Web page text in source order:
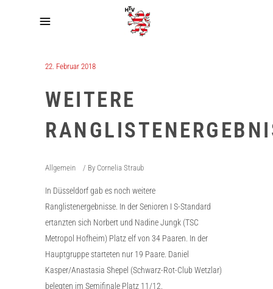
22. Februar 2018
WEITERE
Allgemein By Cornelia Straub
In Düsseldorf gab es noch weitere
Ranglistenergebnisse. In der Senioren I S-Standard
ertanzten sich Norbert und Nadine Jungk (TSC
Metropol Hofheim) Platz elf von 34 Paaren. In der
Hauptgruppe starteten nur 19 Paare. Daniel
Kasper/Anastasia Shepel (Schwarz-Rot-Club Wetzlar)
belegten im Semifinale Platz 11/12.